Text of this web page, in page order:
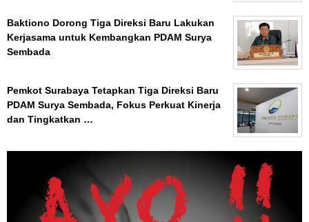
Baktiono Dorong Tiga Direksi Baru Lakukan
Kerjasama untuk Kembangkan PDAM Surya
Sembada
Pemkot Surabaya Tetapkan Tiga Direksi Baru
PDAM Surya Sembada, Fokus Perkuat Kinerja
dan Tingkatkan …